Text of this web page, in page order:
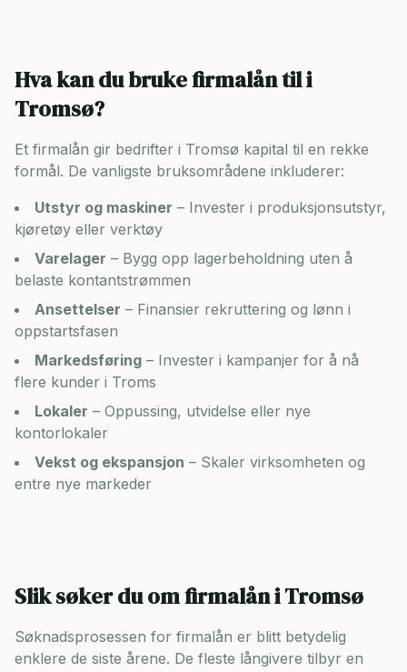
Hva kan du bruke firmalån til i
Tromsø?
Et firmalån gir bedrifter i Tromsø kapital til en rekke
formål. De vanligste bruksområdene inkluderer:
Utstyr og maskiner – Invester i produksjonsutstyr,
kjøretøy eller verktøy
Varelager – Bygg opp lagerbeholdning uten å
belaste kontantstrømmen
Ansettelser – Finansier rekruttering og lønn i
oppstartsfasen
Markedsføring – Invester i kampanjer for å nå
flere kunder i Troms
Lokaler – Oppussing, utvidelse eller nye
kontorlokaler
Vekst og ekspansjon – Skaler virksomheten og
entre nye markeder
Slik søker du om firmalån iTromsø
Søknadsprosessen for firmalån er blitt betydelig
enklere de siste årene. De fleste långivere tilbyr en